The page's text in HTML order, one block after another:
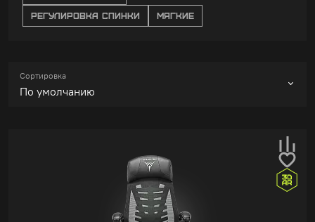
РЕГУЛИРОВКА СПИНКИ МЯГКИЕ
Сортировка
По умолчанию